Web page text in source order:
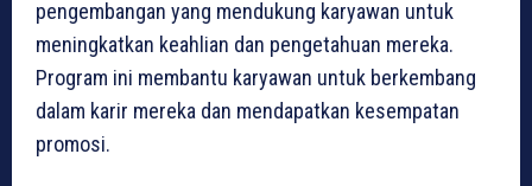
pengembangan yang mendukung karyawan untuk
meningkatkan keahlian dan pengetahuan mereka.
Program ini membantu karyawan untuk berkembang
dalam karir mereka dan mendapatkan kesempatan
promosi.